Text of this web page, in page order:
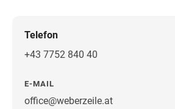
Telefon
+43 7752 840 40
E-MAIL
office@weberzeile.atWegbeschreibung